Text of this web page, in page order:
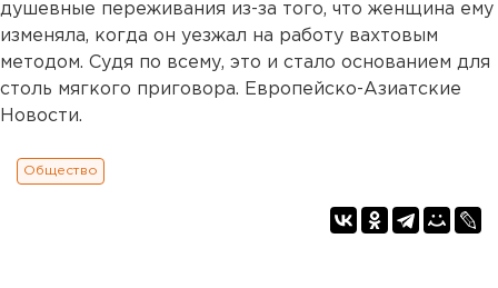
душевные переживания из-за того, что женщина ему
изменяла, когда он уезжал на работу вахтовым
методом. Судя по всему, это и стало основанием для
столь мягкого приговора. Европейско-Азиатские
Новости.
Общество